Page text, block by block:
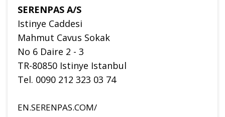
SERENPAS A/S
Istinye Caddesi
Mahmut Cavus Sokak
No 6 Daire 2 - 3
TR-80850 Istinye Istanbul
Tel. 0090 212 323 03 74
EN.SERENPAS.COM/